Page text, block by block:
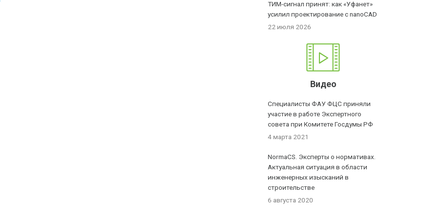
ТИМ-сигнал принят: как «Уфанет»
усилил проектирование с nanoCAD
22 июля 2026
Видео
Специалисты ФАУ ФЦС приняли
участие в работе Экспертного
совета при Комитете Госдумы РФ
4 марта 2021
NormaCS. Эксперты о нормативах.
Актуальная ситуация в области
инженерных изысканий в
строительстве
6 августа 2020